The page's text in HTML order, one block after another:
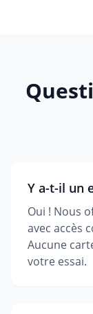
Y a-t-il un
Oui ! Nous
avec accès
Aucune
votre essai.